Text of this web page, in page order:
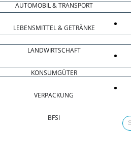
AUTOMOBIL & TRANSPORT
LEBENSMITTEL & GETRÄNKE
LANDWIRTSCHAFT
KONSUMGÜTER
VERPACKUNG
BFSI